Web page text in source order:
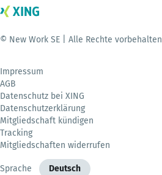
© New Work SE | Alle Rechte vorbehalten
Impressum
AGB
Datenschutz bei XING
Datenschutzerklärung
Mitgliedschaft kündigen
Tracking
Mitgliedschaften widerrufen
Sprache Deutsch